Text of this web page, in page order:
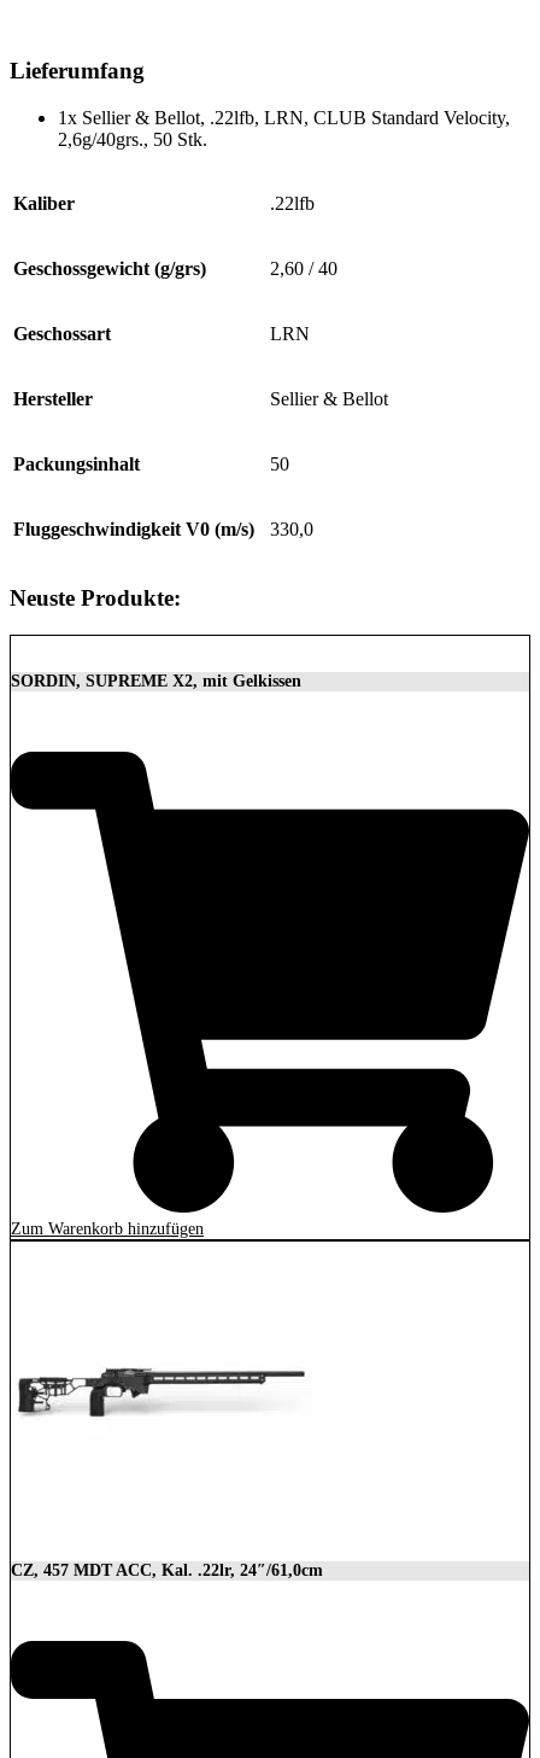
Lieferumfang
1x Sellier & Bellot, .22lfb, LRN, CLUB Standard Velocity,
2,6g/40grs., 50 Stk.
Kaliber .22lfb
Geschossgewicht (g/grs) 2,60 / 40
Geschossart LRN
Hersteller Sellier & Bellot
Packungsinhalt 50
Fluggeschwindigkeit V0 (m/s) 330,0
Neuste Produkte:
SORDIN, SUPREME X2, mit Gelkissen
Zum Warenkorb hinzufügen
CZ, 457 MDT ACC, Kal. .22lr, 24″/61,0cm